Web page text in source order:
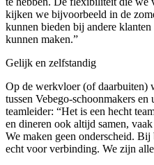
kijken we bijvoorbeeld in de
kunnen bieden bij andere
kunnen maken.”
Gelijk en zelfstandig
Op de werkvloer (of daarbuiten)
tussen Vebego-schoonmakers
teamleider: “Het is een hecht
en dineren ook altijd samen,
We maken geen onderscheid.
echt voor verbinding. We zijn